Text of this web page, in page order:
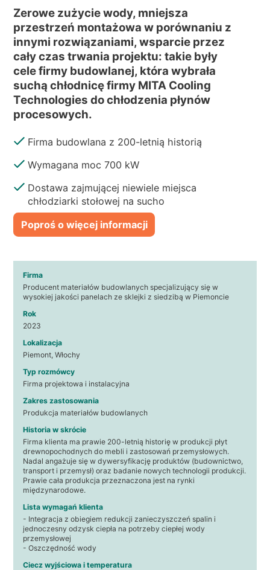
Zerowe zużycie wody, mniejsza
przestrzeń montażowa w porównaniu z
innymi rozwiązaniami, wsparcie przez
cały czas trwania projektu: takie były
cele firmy budowlanej, która wybrała
suchą chłodnicę firmy MITA Cooling
Technologies do chłodzenia płynów
procesowych.
Firma budowlana z 200-letnią historią
Wymagana moc 700 kW
Dostawa zajmującej niewiele miejsca
chłodziarki stołowej na sucho
Poproś o więcej informacji
Firma
Producent materiałów budowlanych specjalizujący się w
wysokiej jakości panelach ze sklejki z siedzibą w Piemoncie
Rok
2023
Lokalizacja
Piemont, Włochy
Typ rozmówcy
Firma projektowa i instalacyjna
Zakres zastosowania
Produkcja materiałów budowlanych
Historia w skrócie
Firma klienta ma prawie 200-letnią historię w produkcji płyt
drewnopochodnych do mebli i zastosowań przemysłowych.
Nadal angażuje się w dywersyfikację produktów (budownictwo,
transport i przemysł) oraz badanie nowych technologii produkcji.
Prawie cała produkcja przeznaczona jest na rynki
międzynarodowe.
Lista wymagań klienta
- Integracja z obiegiem redukcji zanieczyszczeń spalin i
jednoczesny odzysk ciepła na potrzeby ciepłej wody
przemysłowej
- Oszczędność wody
Ciecz wyjściowa i temperatura